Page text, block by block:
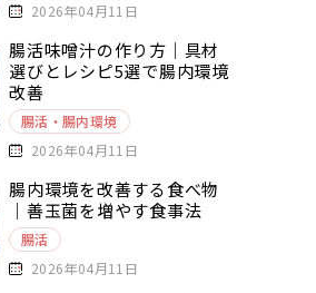
2026年04月11日
腸活味噌汁の作り方｜具材
選びとレシピ5選で腸内環境
改善
腸活・腸内環境
2026年04月11日
腸内環境を改善する食べ物
｜善玉菌を増やす食事法
腸活
2026年04月11日